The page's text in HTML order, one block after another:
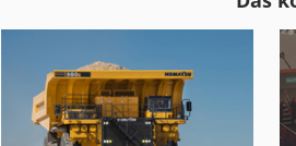
Handtafelschere